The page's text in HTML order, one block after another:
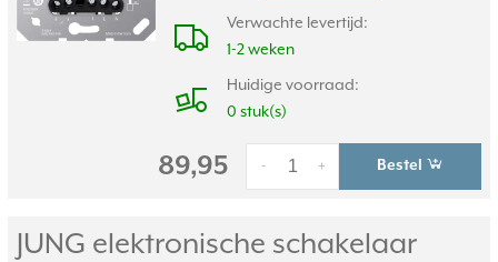
Verwachte levertijd:
1-2 weken
Huidige voorraad:
0 stuk(s)
89,95 +
- Bestel
JUNG elektronische schakelaar